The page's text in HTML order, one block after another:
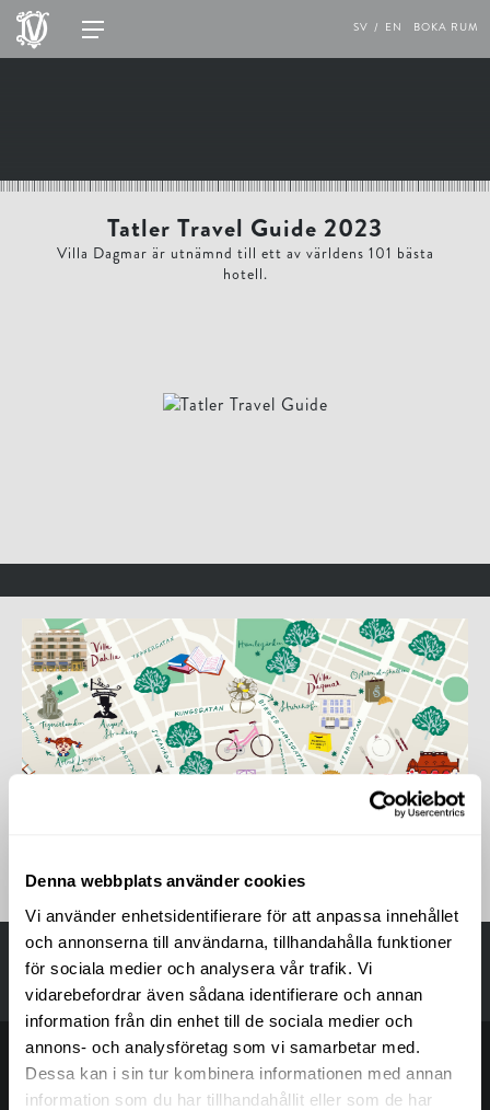
Denna webbplats använder cookies
Vi använder enhetsidentifierare för att anpassa innehållet
och annonserna till användarna, tillhandahålla funktioner
för sociala medier och analysera vår trafik. Vi
vidarebefordrar även sådana identifierare och annan
information från din enhet till de sociala medier och
annons- och analysföretag som vi samarbetar med.
Dessa kan i sin tur kombinera informationen med annan
information som du har tillhandahållit eller som de har
SV EN BOKA RUM
Tatler Travel Guide 2023
Villa Dagmar är utnämnd till ett av världens 101 bästa
hotell.